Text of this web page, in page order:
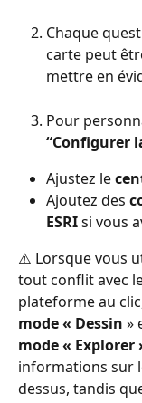
Chaque
carte peut
mettre en
Pour
“Configurer
Ajustez le
Ajoutez des
ESRI si vous
⚠️ Lorsque vous
tout conflit avec
plateforme au
mode « Dessin »
mode « Explorer
informations sur
dessus, tandis